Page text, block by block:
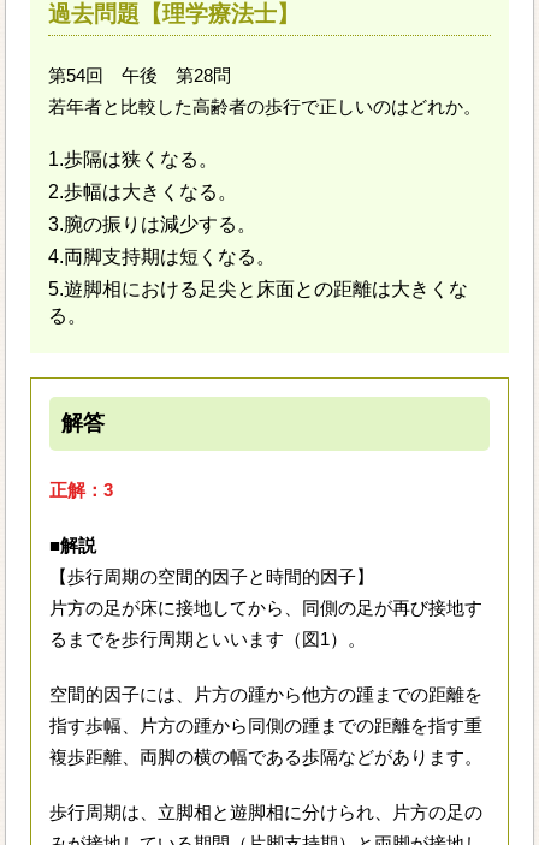
過去問題【理学療法士】
第54回 午後 第28問
若年者と比較した高齢者の歩行で正しいのはどれか。
1.歩隔は狭くなる。
2.歩幅は大きくなる。
3.腕の振りは減少する。
4.両脚支持期は短くなる。
5.遊脚相における足尖と床面との距離は大きくな
る。
解答
正解：3
■解説
【歩行周期の空間的因子と時間的因子】
片方の足が床に接地してから、同側の足が再び接地す
るまでを歩行周期といいます（図1）。
空間的因子には、片方の踵から他方の踵までの距離を
指す歩幅、片方の踵から同側の踵までの距離を指す重
複歩距離、両脚の横の幅である歩隔などがあります。
歩行周期は、立脚相と遊脚相に分けられ、片方の足の